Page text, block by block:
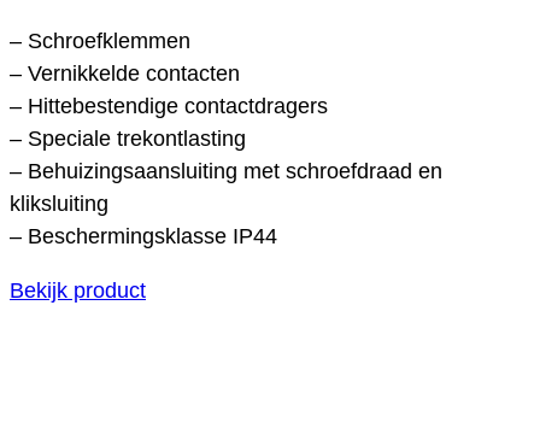
– Schroefklemmen
– Vernikkelde contacten
– Hittebestendige contactdragers
– Speciale trekontlasting
– Behuizingsaansluiting met schroefdraad en
kliksluiting
– Beschermingsklasse IP44
Bekijk product